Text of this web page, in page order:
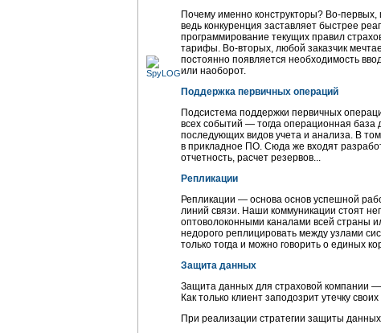
Почему именно конструкторы? Во-
ведь конкуренция заставляет быстрее
программирование текущих правил
тарифы. Во-вторых, любой заказчик
постоянно появляется необходимость
или наоборот.
Поддержка первичных операций
Подсистема поддержки первичных
всех событий — тогда операционная база
последующих видов учета и анализа. В
в прикладное ПО. Сюда же входят
отчетность, расчет резервов...
Репликации
Репликации — основа основ успешной
линий связи. Наши коммуникации стоят
оптоволоконными каналами всей страны
недорого реплицировать между узлами
только тогда и можно говорить о единых
Защита данных
Защита данных для страховой компании
Как только клиент заподозрит утечку
При реализации стратегии защиты